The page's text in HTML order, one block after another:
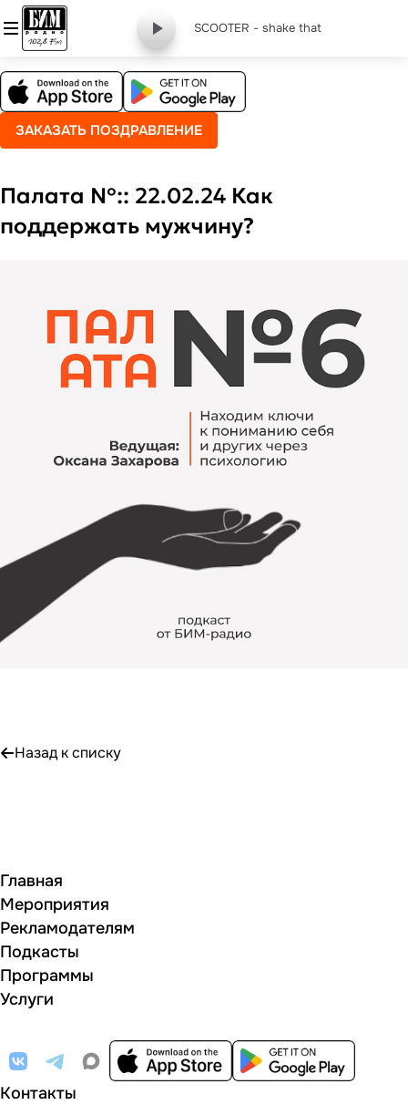
SCOOTER - shake that
ЗАКАЗАТЬ ПОЗДРАВЛЕНИЕ
Палата №:: 22.02.24 Как
поддержать мужчину?
Назад к списку
Главная
Мероприятия
Рекламодателям
Подкасты
Программы
Услуги
Контакты